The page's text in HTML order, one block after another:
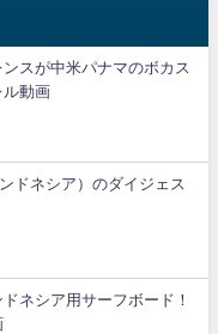
スが中米パナマのボカス
動画
ドネシア）のダイジェス
ネシア用サーフボード！